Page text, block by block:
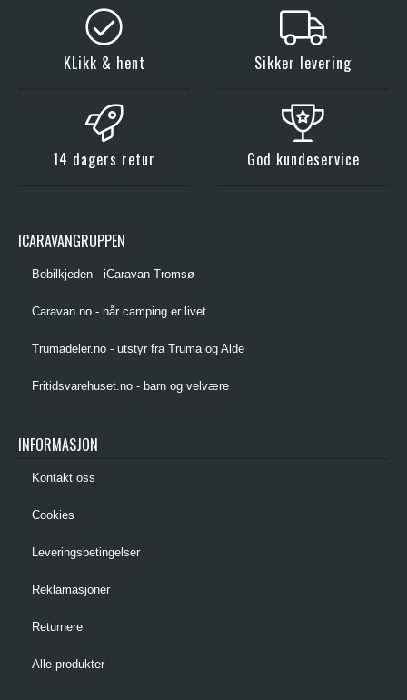
KLikk & hent Sikker levering
14 dagers retur God kundeservice
ICARAVANGRUPPEN
Bobilkjeden - iCaravan Tromsø
Caravan.no - når camping er livet
Trumadeler.no - utstyr fra Truma og Alde
Fritidsvarehuset.no - barn og velvære
INFORMASJON
Kontakt oss
Cookies
Leveringsbetingelser
Reklamasjoner
Returnere
Alle produkter